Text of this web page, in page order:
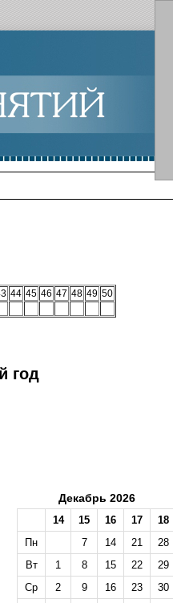
44 45 46 47 48 49 50
год
Декабрь 2026
14 15 16 17
18
Пн
7 14 21
28
Вт
1 8 15 22
29
Ср
2 9 16 23
30